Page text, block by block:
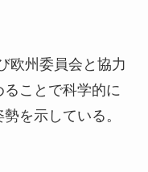
欧州委員会と協力
ことで科学的に
を示している。